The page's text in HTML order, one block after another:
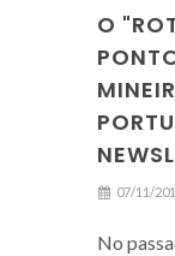
O
07/11/
No